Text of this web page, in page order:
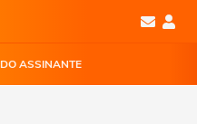
ASSINANTE